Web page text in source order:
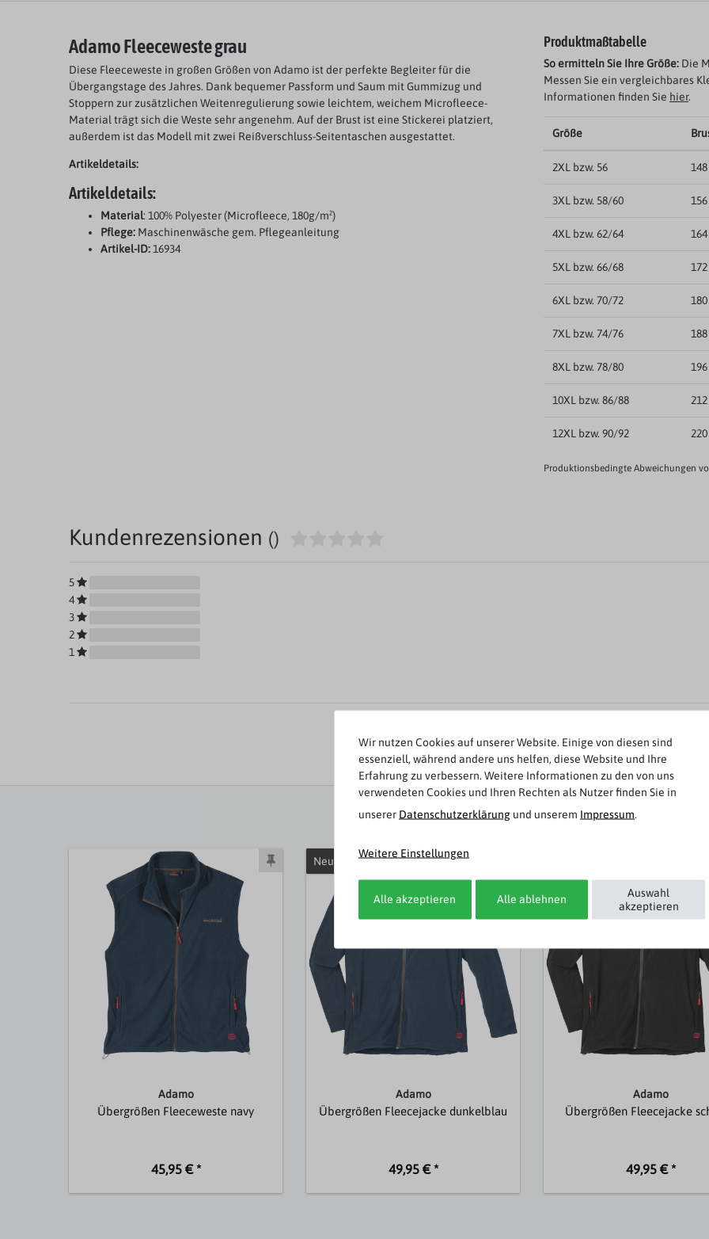
Adamo Fleeceweste grau
Diese Fleeceweste in großen Größen von Adamo ist der perfekte Begleiter für die
Übergangstage des Jahres. Dank bequemer Passform und Saum mit Gummizug und
Stoppern zur zusätzlichen Weitenregulierung sowie leichtem, weichem Microfleece-
Material trägt sich die Weste sehr angenehm. Auf der Brust ist eine Stickerei platziert,
außerdem ist das Modell mit zwei Reißverschluss-Seitentaschen ausgestattet.
Artikeldetails:
Artikeldetails:
Material: 100% Polyester (Microfleece, 180g/m²)
Pflege: Maschinenwäsche gem. Pflegeanleitung
Artikel-ID:16934
Produktmaßtabelle
So ermitteln Sie Ihre Größe: Die
Messen Sie ein vergleichbares
Informationen finden Sie hier.
Größe
2XL bzw. 56 148
3XL bzw. 58/60 156
4XL bzw. 62/64 164
5XL bzw. 66/68 172
6XL bzw. 70/72 180
7XL bzw. 74/76 188
8XL bzw. 78/80 196
10XL bzw. 86/88 212
12XL bzw. 90/92 220
Produktionsbedingte Abweichungen
Kundenrezensionen ()
5
4
3
2
1
Adamo
Übergrößen Fleeceweste navy
45,95 € *
Neuheit
Adamo
Übergrößen Fleecejacke dunkelblau
49,95 € *
Adamo
Übergrößen Fleecejacke
49,95 € *
Wir nutzen Cookies auf unserer Website. Einige von diesen sind
essenziell, während andere uns helfen, diese Website und Ihre
Erfahrung zu verbessern. Weitere Informationen zu den von uns
verwendeten Cookies und Ihren Rechten als Nutzer finden Sie in
unserer Daten­schutz­erklärung und unserem Impressum
Weitere Einstellungen
Alle akzeptieren Alle ablehnen
Auswahl
akzeptieren